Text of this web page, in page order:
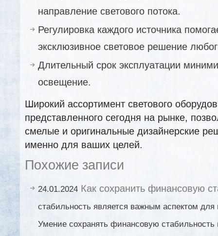
направление светового потока.
Регулировка каждого источника
эксклюзивное световое решение
Длительный срок эксплуатации
освещение.
Широкий ассортимент светового
представленного сегодня на рынке,
смелые и оригинальные дизайнерские
именно для ваших целей.
Похожие записи
24.01.2024 Как сохранить финансовую
стабильность является важным аспектом
Умение сохранять финансовую